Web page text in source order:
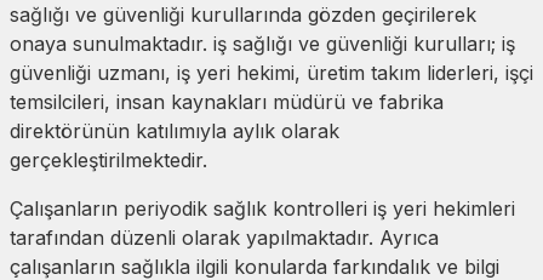
sağlığı ve güvenliği kurullarında gözden geçirilerek
onaya sunulmaktadır. iş sağlığı ve güvenliği kurulları; iş
güvenliği uzmanı, iş yeri hekimi, üretim takım liderleri, işçi
temsilcileri, insan kaynakları müdürü ve fabrika
direktörünün katılımıyla aylık olarak
gerçekleştirilmektedir.
Çalışanların periyodik sağlık kontrolleri iş yeri hekimleri
tarafından düzenli olarak yapılmaktadır. Ayrıca
çalışanların sağlıkla ilgili konularda farkındalık ve bilgi